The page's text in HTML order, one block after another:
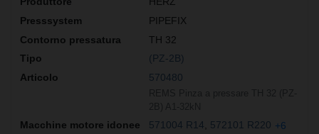
PIPEFIX
TH 32
(PZ-2B)
570480
571004 R14 572101 R220 +6